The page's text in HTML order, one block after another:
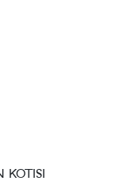
KOTISI